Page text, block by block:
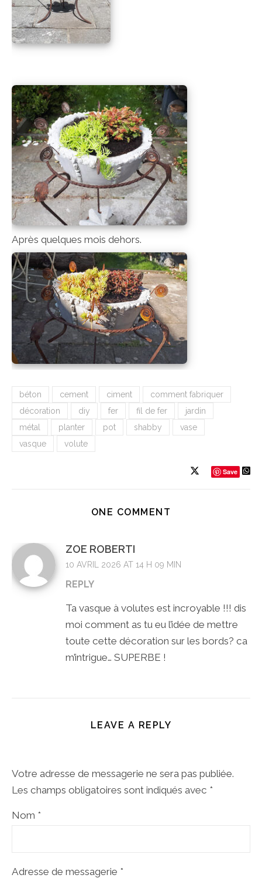
Après quelques mois dehors.
béton cement ciment
comment fabriquer
décoration
diy fer fil de fer
jardin
métal
planter pot shabby
vase
vasque
volute
Save
ONE COMMENT
ZOE ROBERTI
10 AVRIL 2026 AT 14 H 09 MIN
REPLY
Ta vasque à volutes est incroyable !!! dis
moi comment as tu eu l’idée de mettre
toute cette décoration sur les bords? ca
m’intrigue… SUPERBE !
LEAVE A REPLY
Votre adresse de messagerie ne sera pas publiée.
Les champs obligatoires sont indiqués avec *
Nom *
Adresse de messagerie *